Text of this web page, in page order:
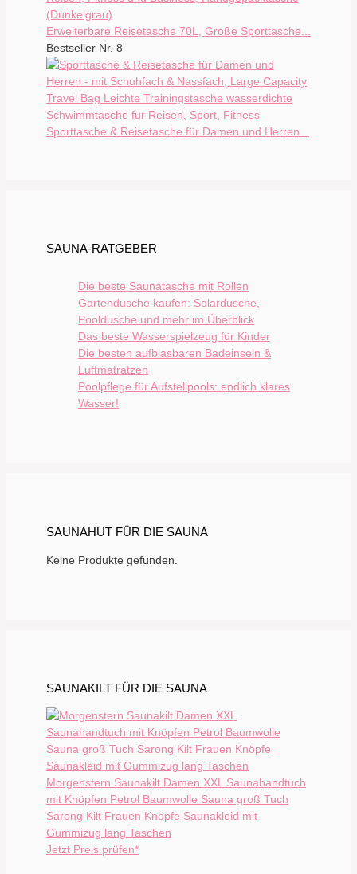
Erweiterbare Reisetasche 70L, Große Sporttasche...
Bestseller Nr. 8
Sporttasche & Reisetasche für Damen und Herren...
SAUNA-RATGEBER
Die beste Saunatasche mit Rollen
Gartendusche kaufen: Solardusche,
Pooldusche und mehr im Überblick
Das beste Wasserspielzeug für Kinder
Die besten aufblasbaren Badeinseln &
Luftmatratzen
Poolpflege für Aufstellpools: endlich klares
Wasser!
SAUNAHUT FÜR DIE SAUNA
Keine Produkte gefunden.
SAUNAKILT FÜR DIE SAUNA
Morgenstern Saunakilt Damen XXL Saunahandtuch
mit Knöpfen Petrol Baumwolle Sauna groß Tuch
Sarong Kilt Frauen Knöpfe Saunakleid mit
Gummizug lang Taschen
Jetzt Preis prüfen*